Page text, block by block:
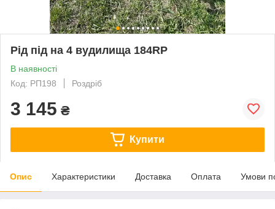
Рід під на 4 вудилища 184RP
В наявності
Код: РП198
Роздріб
3 145 ₴
Купити
Опис Характеристики Доставка Оплата Умови